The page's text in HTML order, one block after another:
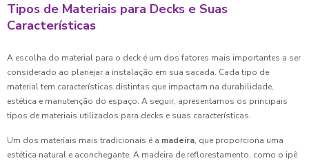
Tipos de Materiais para Decks e Suas
Características
A escolha do material para o deck é um dos fatores mais importantes a ser
considerado ao planejar a instalação em sua sacada. Cada tipo de
material tem características distintas que impactam na durabilidade,
estética e manutenção do espaço. A seguir, apresentamos os principais
tipos de materiais utilizados para decks e suas características.
Um dos materiais mais tradicionais é a madeira, que proporciona uma
estética natural e aconchegante. A madeira de reflorestamento, como o ipê